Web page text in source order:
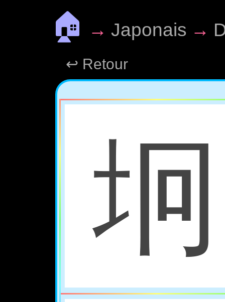
🏠 → Japonais →
↩ Retour